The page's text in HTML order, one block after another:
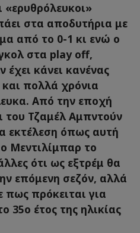
στα αποδυτήρια με
από το 0-1 κι ενώ ο
στα play off,
κάνει κανένας
πολλά χρόνια
Από την εποχή
του Τζαμέλ Αμπντούν
εκτέλεση όπως αυτή
Μεντιλίμπαρ το
ότι ως εξτρέμ θα
επόμενη σεζόν, αλλά
πως πρόκειται για
35ο έτος της ηλικίας